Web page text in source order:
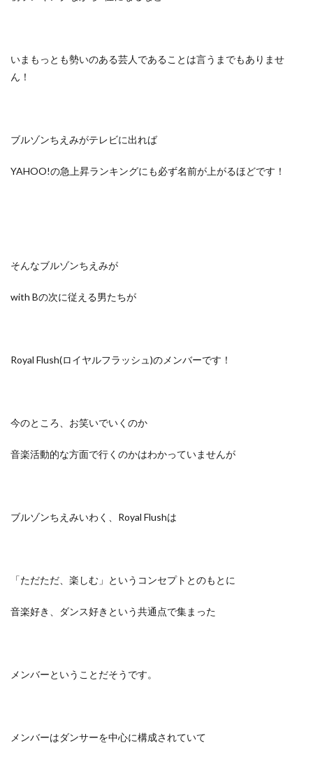
いまもっとも勢いのある芸人であることは言うまでもありませ
ん！
ブルゾンちえみがテレビに出れば
YAHOO!の急上昇ランキングにも必ず名前が上がるほどです！
そんなブルゾンちえみが
with Bの次に従える男たちが
Royal Flush(ロイヤルフラッシュ)のメンバーです！
今のところ、 お笑いでいくのか
音楽活動的な方面で行くのかはわかっていませんが
ブルゾンちえみいわく、Royal Flushは
「ただただ、楽しむ」というコンセプトとのもとに
音楽好き、ダンス好きという共通点で集まった
メンバーということだそうです。
メンバーはダンサーを中心に構成されていて